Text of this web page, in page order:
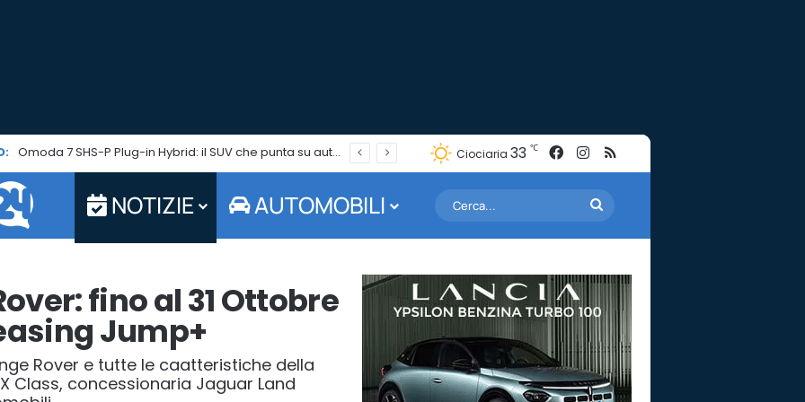
Omoda 7 SHS-P Plug-in Hybrid: il SUV che punta su autonomia ed efficienza è in promo per tutto agosto Ciociaria 33 ℃ FacebookInstagram
RSS
NOTIZIE AUTOMOBILI
fino al 31 Ottobre
Jump+
Rover e tutte le caatteristiche della
Class, concessionaria Jaguar Land